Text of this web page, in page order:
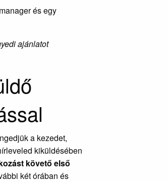
és egy
ajánlatot
a kezedet,
kiküldésében
követő első
két órában és